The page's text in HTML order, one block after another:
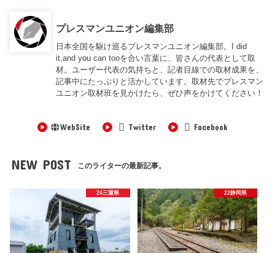
プレスマンユニオン編集部
日本全国を駆け巡るプレスマンユニオン編集部。I did
it,and you can tooを合い言葉に、皆さんの代表として取
材。ユーザー代表の気持ちと、記者目線での取材成果を、
記事中にたっぷりと活かしています。取材先でプレスマン
ユニオン取材班を見かけたら、ぜひ声をかけてください！
WebSite Twitter Facebook
NEW POST このライターの最新記事。
24三重県 22静岡県